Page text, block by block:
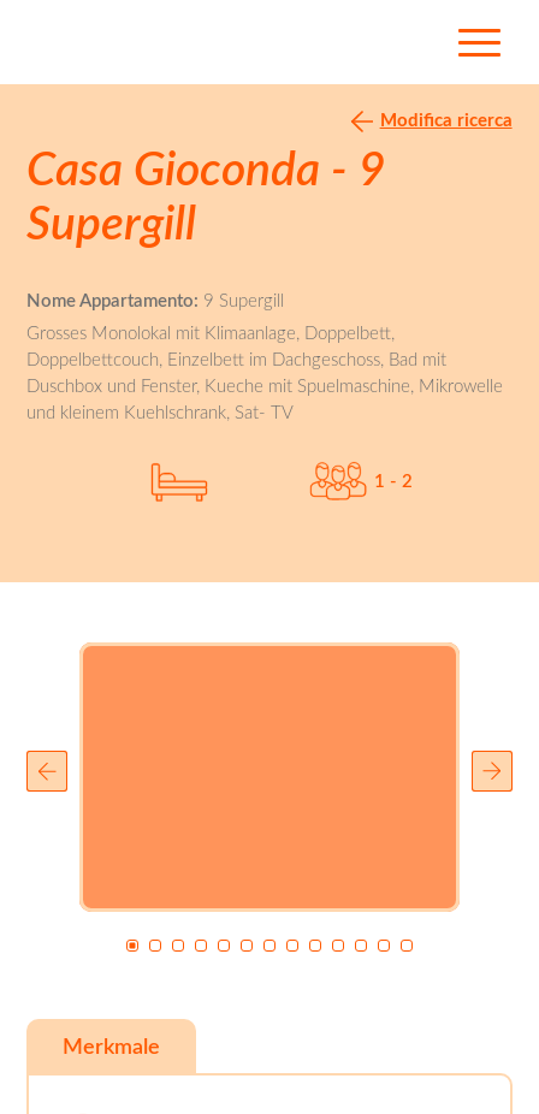
Casa Gioconda - 9
Supergill
Nome Appartamento: 9 Supergill
Grosses Monolokal mit Klimaanlage, Doppelbett,
Doppelbettcouch, Einzelbett im Dachgeschoss, Bad mit
Duschbox und Fenster, Kueche mit Spuelmaschine, Mikrowelle
und kleinem Kuehlschrank, Sat- TV
1 - 2
Modifica ricerca
Merkmale